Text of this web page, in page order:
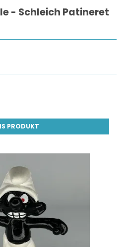
- Schleich Patineret
PRODUKT